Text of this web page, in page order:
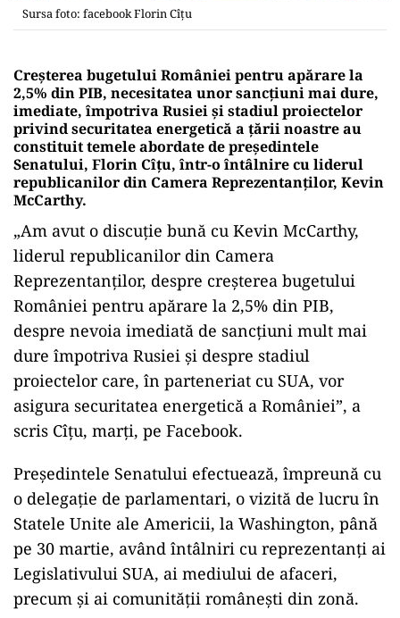
Sursa foto: facebook Florin Cîțu
Creşterea bugetului României pentru apărare la
2,5% din PIB, necesitatea unor sancţiuni mai dure,
imediate, împotriva Rusiei şi stadiul proiectelor
privind securitatea energetică a ţării noastre au
constituit temele abordate de preşedintele
Senatului, Florin Cîţu, într-o întâlnire cu liderul
republicanilor din Camera Reprezentanţilor, Kevin
McCarthy.
„Am avut o discuţie bună cu Kevin McCarthy,
liderul republicanilor din Camera
Reprezentanţilor, despre creşterea bugetului
României pentru apărare la 2,5% din PIB,
despre nevoia imediată de sancţiuni mult mai
dure împotriva Rusiei şi despre stadiul
proiectelor care, în parteneriat cu SUA, vor
asigura securitatea energetică a României”, a
scris Cîţu, marţi, pe Facebook.
Preşedintele Senatului efectuează, împreună cu
o delegaţie de parlamentari, o vizită de lucru în
Statele Unite ale Americii, la Washington, până
pe 30 martie, având întâlniri cu reprezentanţi ai
Legislativului SUA, ai mediului de afaceri,
precum şi ai comunităţii româneşti din zonă.